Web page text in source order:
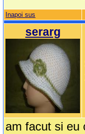
Inapoi sus
serarg
am facut si eu